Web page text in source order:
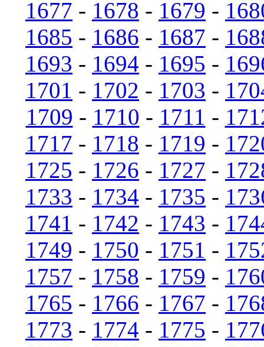
1677 - 1678 - 1679 -
1685 - 1686 - 1687 -
1693 - 1694 - 1695 -
1701 - 1702 - 1703 -
1709 - 1710 - 1711 -
1717 - 1718 - 1719 -
1725 - 1726 - 1727 -
1733 - 1734 - 1735 -
1741 - 1742 - 1743 -
1749 - 1750 - 1751 -
1757 - 1758 - 1759 -
1765 - 1766 - 1767 -
1773 - 1774 - 1775 -